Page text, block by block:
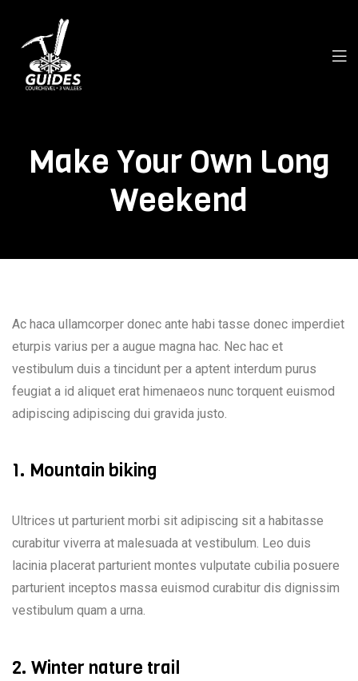
Make Your Own Long
Weekend
Ac haca ullamcorper donec ante habi tasse donec imperdiet
eturpis varius per a augue magna hac. Nec hac et
vestibulum duis a tincidunt per a aptent interdum purus
feugiat a id aliquet erat himenaeos nunc torquent euismod
adipiscing adipiscing dui gravida justo.
1. Mountain biking
Ultrices ut parturient morbi sit adipiscing sit a habitasse
curabitur viverra at malesuada at vestibulum. Leo duis
lacinia placerat parturient montes vulputate cubilia posuere
parturient inceptos massa euismod curabitur dis dignissim
vestibulum quam a urna.
2. Winter nature trail